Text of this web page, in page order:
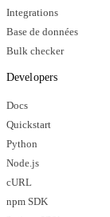
Integrations
Base de données
Bulk checker
Developers
Docs
Quickstart
Python
Node.js
cURL
npm SDK